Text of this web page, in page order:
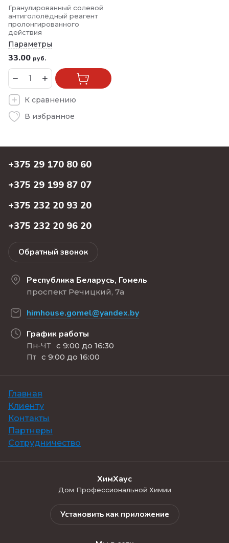
Гранулированный солевой
антигололёдный реагент
пролонгированного
действия
Параметры
33.00 руб.
К сравнению
В избранное
+375 29 170 80 60
+375 29 199 87 07
+375 232 20 93 20
+375 232 20 96 20
Обратный звонок
Республика Беларусь, Гомель
проспект Речицкий, 7а
himhouse.gomel@yandex.by
График работы
Пн-ЧТ с 9:00 до 16:30
Пт с 9:00 до 16:00
Главная
Клиенту
Контакты
Партнеры
Сотрудничество
ХимХаус
Дом Профессиональной Химии
Установить как приложение